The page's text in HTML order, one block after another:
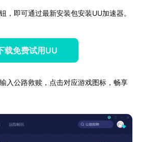
，即可通过最新安装包安装UU加速器。
载免费试用UU
入公路救赎，点击对应游戏图标，畅享